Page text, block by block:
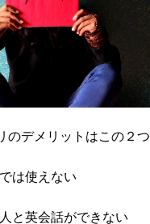
のデメリットはこの２つ
は使えない
と英会話ができない